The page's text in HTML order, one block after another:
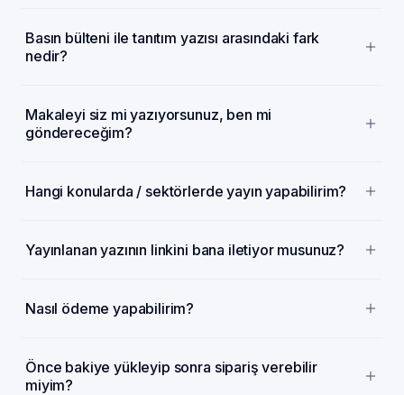
Basın bülteni ile tanıtım yazısı arasındaki fark
nedir?
Makaleyi siz mi yazıyorsunuz, ben mi
göndereceğim?
Hangi konularda / sektörlerde yayın yapabilirim?
Yayınlanan yazının linkini bana iletiyor musunuz?
Nasıl ödeme yapabilirim?
Önce bakiye yükleyip sonra sipariş verebilir
miyim?